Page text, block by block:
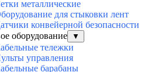
металлические
для стыковки лент
конвейерной безопасности
оборудование
▼
тележки
управления
барабаны